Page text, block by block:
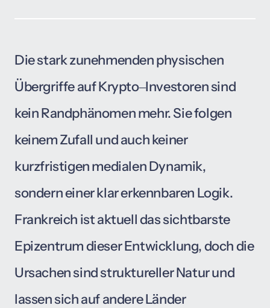
Die stark zunehmenden
Übergriffe auf Krypto‒Investoren
kein Randphänomen mehr. Sie
keinem Zufall und auch
keiner
kurzfristigen medialen
sondern einer klar erkennbaren
Frankreich ist aktuell das
sichtbarste
Epizentrum dieser Entwicklung, doch
die
Ursachen sind struktureller Natur
lassen sich auf andere
Länder